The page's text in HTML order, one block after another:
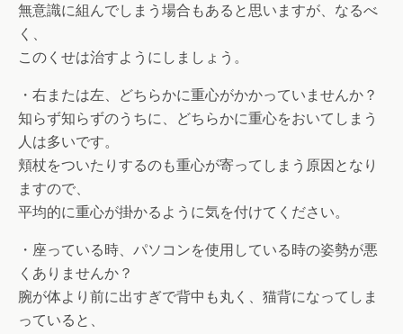
無意識に組んでしまう場合もあると思いますが、なるべ
く、
このくせは治すようにしましょう。
・右または左、どちらかに重心がかかっていませんか？
知らず知らずのうちに、どちらかに重心をおいてしまう
人は多いです。
頬杖をついたりするのも重心が寄ってしまう原因となり
ますので、
平均的に重心が掛かるように気を付けてください。
・座っている時、パソコンを使用している時の姿勢が悪
くありませんか？
腕が体より前に出すぎで背中も丸く、猫背になってしま
っていると、